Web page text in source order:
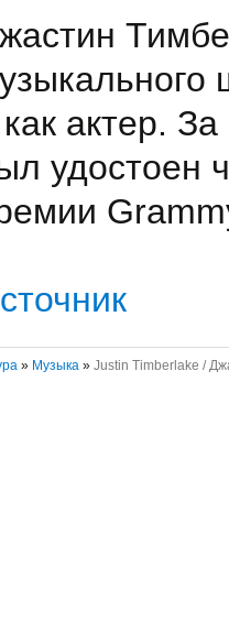
актер.
удостоен
» Музыка » Justin Timberlake /